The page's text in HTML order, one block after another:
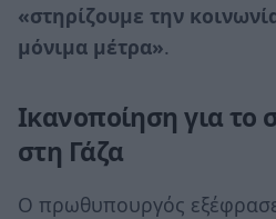
«στηρίζουμε την
μόνιμα μέτρα».
Ικανοποίηση για το
στη Γάζα
Ο πρωθυπουργός